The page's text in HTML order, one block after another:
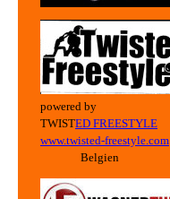
powered by
TWISTED FREESTYLE
www.twisted-freestyle.com
Belgien